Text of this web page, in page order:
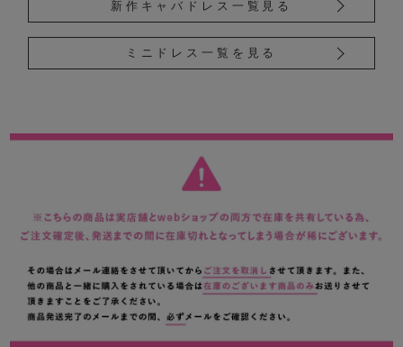
新作キャバドレス一覧見る
ミニドレス一覧を見る